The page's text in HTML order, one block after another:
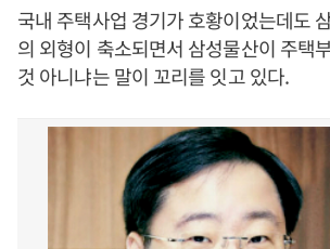
국내 주택사업 경기가 호황이었는데도
의 외형이 축소되면서 삼성물산이 주택
것 아니냐는 말이 꼬리를 잇고 있다.